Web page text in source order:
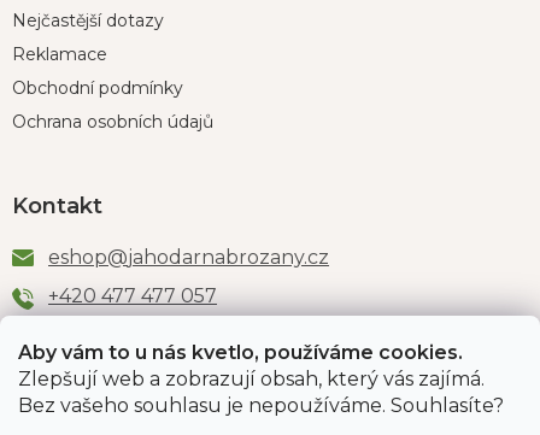
Aby vám to u nás kvetlo, používáme cookies.
Zlepšují web a zobrazují obsah, který vás zajímá.
Bez vašeho souhlasu je nepoužíváme. Souhlasíte?
Nejčastější dotazy
Reklamace
Obchodní podmínky
Ochrana osobních údajů
Kontakt
eshop@jahodarnabrozany.cz
+420 477 477 057
Odběr newsletteru